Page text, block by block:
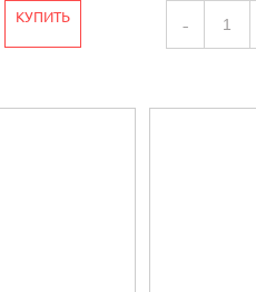
КУПИТЬ -